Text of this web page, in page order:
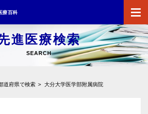
療百科
進医療検索
SEARCH
道府県で検索 大分大学医学部附属病院